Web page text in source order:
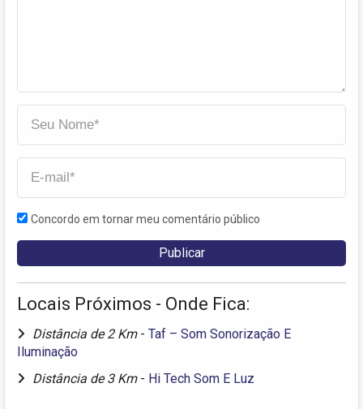
Concordo em tornar meu comentário público
Locais Próximos - Onde Fica:
Distância de 2 Km - Taf – Som Sonorização E
Iluminação
Distância de 3 Km - Hi Tech Som E Luz